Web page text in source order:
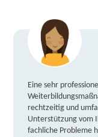
Eine sehr
rechtzeitig und
Unterstützung vom
fachliche Probleme